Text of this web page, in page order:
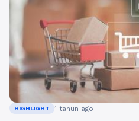
HIGHLIGHT 1 tahun ago